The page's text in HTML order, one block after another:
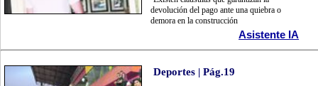
devolución del pago ante una quiebra o
demora en la construcción
Asistente IA
Deportes | Pág.19